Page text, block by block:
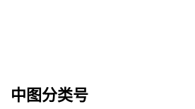
中图分类号